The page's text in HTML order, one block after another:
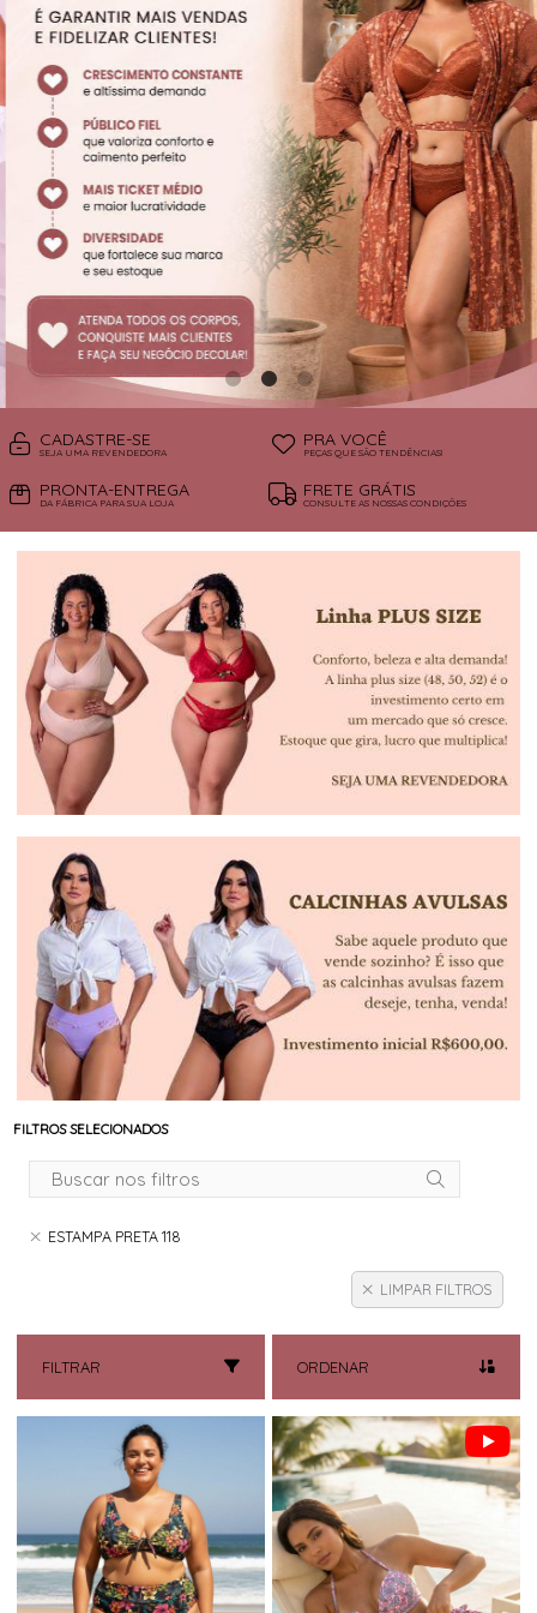
SUTIÃS
CADASTRE-SE
SEJA UMA REVENDEDORA
PRA VOCÊ
PEÇAS QUE SÃO TENDÊNCIAS!
PRONTA-ENTREGA
DA FÁBRICA PARA SUA LOJA
FRETE GRÁTIS
CONSULTE AS NOSSAS CONDIÇÕES
FILTROS SELECIONADOS
ESTAMPA PRETA 118
LIMPAR FILTROS
FILTRAR ORDENAR